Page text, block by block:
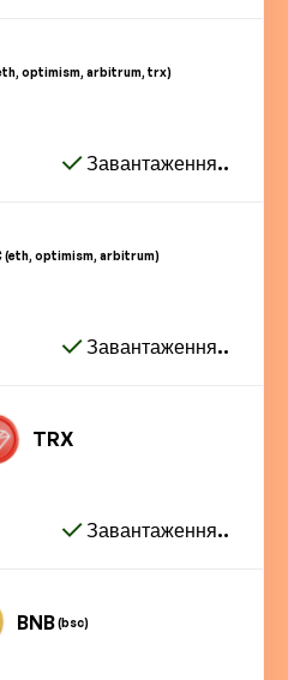
optimism, arbitrum, trx)
Завантаження..
(eth, optimism, arbitrum)
Завантаження..
TRX
Завантаження..
BNB(bsc)